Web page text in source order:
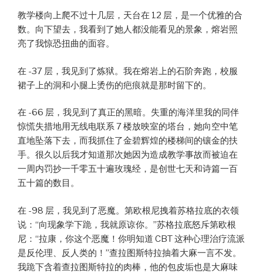
教学楼向上爬不过十几层，天台在 12 层，是一个优雅的合
数。向下望去，我看到了她人都没能看见的景象，熔岩照
亮了我惊恐扭曲的面容。
在 -37 层，我见到了炼狱。我在熔岩上的石阶奔跑，校服
裙子上的洞和小腿上烫伤的疤痕就是那时留下的。
在 -66 层，我见到了真正的黑暗。失重的海洋里我的同伴
惊慌失措地用无线电联系 7 楼放映室的塔台，她向空中笔
直地坠落下去，而我抓住了金碧辉煌的楼梯间的镶金的扶
手。很久以后我才知道那次她因为造成教学事故而被迫在
一周内罚抄一千零五十遍玫瑰经，是创世七天和诗篇一百
五十篇的数目。
在 -98 层，我见到了恶魔。第欧根尼拽着苏格拉底的衣领
说：“向现象学下跪，我就原谅你。”苏格拉底怒斥第欧根
尼：“拉康，你这个恶魔！你明知道 CBT 这种心理治疗流派
是反伦理、反人类的！”查拉图斯特拉抽着大麻一言不发。
我跪下含着查拉图斯特拉的肉棒，他的包皮垢也是大麻味